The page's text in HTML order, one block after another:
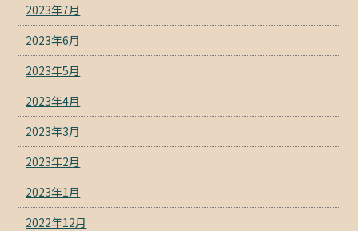
2023年7月
2023年6月
2023年5月
2023年4月
2023年3月
2023年2月
2023年1月
2022年12月